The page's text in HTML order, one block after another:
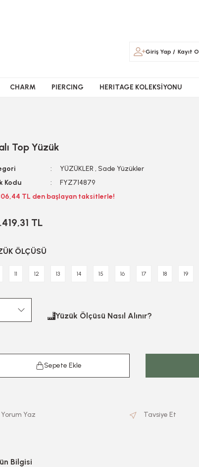
Giriş Yap / Kayıt Ol
CHARM PIERCING HERITAGE KOLEKSİYONU
Top Yüzük
YÜZÜKLER , Sade Yüzükler
Kodu
FYZ714879
TL den başlayan taksitlerle!
TL
ÖLÇÜSÜ
11 12 13 14 15 16 17 18 19
Yüzük Ölçüsü Nasıl Alınır?
Sepete Ekle
Yorum Yaz Tavsiye Et
Bilgisi